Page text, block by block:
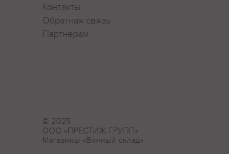
Контакты
Обратная связь
Партнерам
© 2025
ООО «ПРЕСТИЖ ГРУПП»
Магазины «Винный склад»